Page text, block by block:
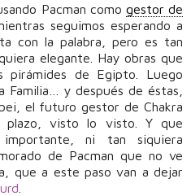
Pacman como gestor de
seguimos esperando a
con la palabra, pero es tan
elegante. Hay obras que
pirámides de Egipto. Luego
Familia… y después de éstas,
el futuro gestor de Chakra
plazo, visto lo visto. Y que
ni tan siquiera
de Pacman que no ve
que a este paso van a dejar